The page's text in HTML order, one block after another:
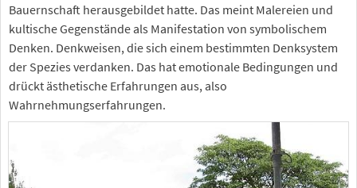
Bauernschaft herausgebildet hatte. Das meint Malereien und
kultische Gegenstände als Manifestation von symbolischem
Denken. Denkweisen, die sich einem bestimmten Denksystem
der Spezies verdanken. Das hat emotionale Bedingungen und
drückt ästhetische Erfahrungen aus, also
Wahrnehmungserfahrungen.